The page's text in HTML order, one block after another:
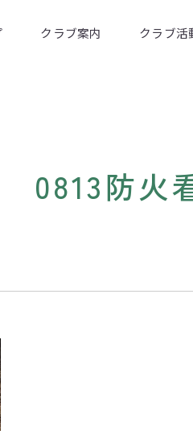
クラブ案内 クラブ活
0813防火